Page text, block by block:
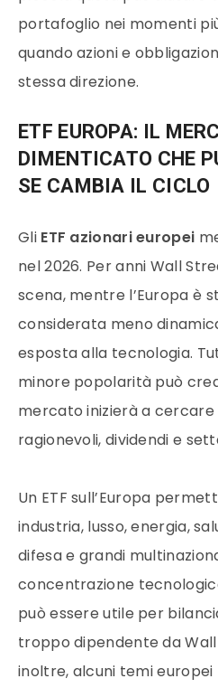
portafoglio nei momenti
quando azioni e
stessa direzione.
ETF EUROPA: IL
DIMENTICATO CHE
SE CAMBIA IL CICLO
Gli ETF azionari europei
nel 2026. Per anni Wall
scena, mentre l’Europa è
considerata meno
esposta alla tecnologia.
minore popolarità può
mercato inizierà a cercare
ragionevoli, dividendi e
Un ETF sull’Europa
industria, lusso, energia,
difesa e grandi
concentrazione
può essere utile per
troppo dipendente da Wall
inoltre, alcuni temi